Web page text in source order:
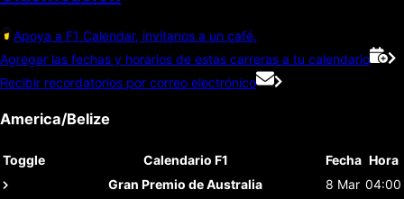
Apoya a F1 Calendar, invítanos a un café.
Agregar las fechas y horarios de estas carreras a tu calendario
Recibir recordatorios por correo electrónico
America/Belize
Toggle Calendario F1 Fecha Hora
Gran Premio de Australia
8 Mar 04:00